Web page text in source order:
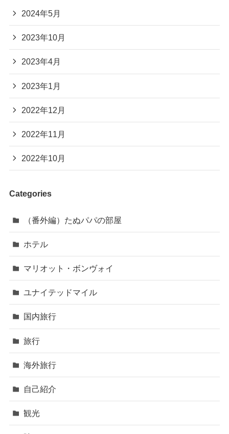
2024年5月
2023年10月
2023年4月
2023年1月
2022年12月
2022年11月
2022年10月
Categories
（番外編）たぬパパの部屋
ホテル
マリオット・ボンヴォイ
ユナイテッドマイル
国内旅行
旅行
海外旅行
自己紹介
観光